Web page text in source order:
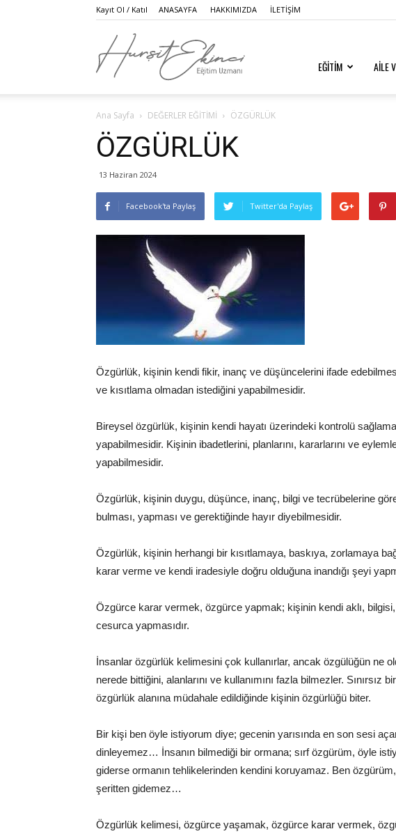
Kayıt Ol / Katıl ANASAYFA HAKKIMIZDA İLETİŞİM
|
Eğitim
Değerler
Eğitimi
EĞİTİM AİLE
Ana Sayfa DEĞERLER EĞİTİMİ ÖZGÜRLÜK
ÖZGÜRLÜK
13 Haziran 2024
Facebook'ta Paylaş Twitter'da Paylaş
Özgürlük, kişinin kendi fikir, inanç ve düşüncelerini ifade
ve kısıtlama olmadan istediğini yapabilmesidir.
Bireysel özgürlük, kişinin kendi hayatı üzerindeki kontrolü
yapabilmesidir. Kişinin ibadetlerini, planlarını, kararlarını ve
yapabilmesidir.
Özgürlük, kişinin duygu, düşünce, inanç, bilgi ve tecrübelerine
bulması, yapması ve gerektiğinde hayır diyebilmesidir.
Özgürlük, kişinin herhangi bir kısıtlamaya, baskıya, zorlamaya
karar verme ve kendi iradesiyle doğru olduğuna inandığı şeyi
Özgürce karar vermek, özgürce yapmak; kişinin kendi aklı,
cesurca yapmasıdır.
İnsanlar özgürlük kelimesini çok kullanırlar, ancak özgülüğün ne
nerede bittiğini, alanlarını ve kullanımını fazla bilmezler. Sınırsız
özgürlük alanına müdahale edildiğinde kişinin özgürlüğü biter.
Bir kişi ben öyle istiyorum diye; gecenin yarısında en son sesi
dinleyemez… İnsanın bilmediği bir ormana; sırf özgürüm, öyle
giderse ormanın tehlikelerinden kendini koruyamaz. Ben
şeritten gidemez…
Özgürlük kelimesi, özgürce yaşamak, özgürce karar vermek,